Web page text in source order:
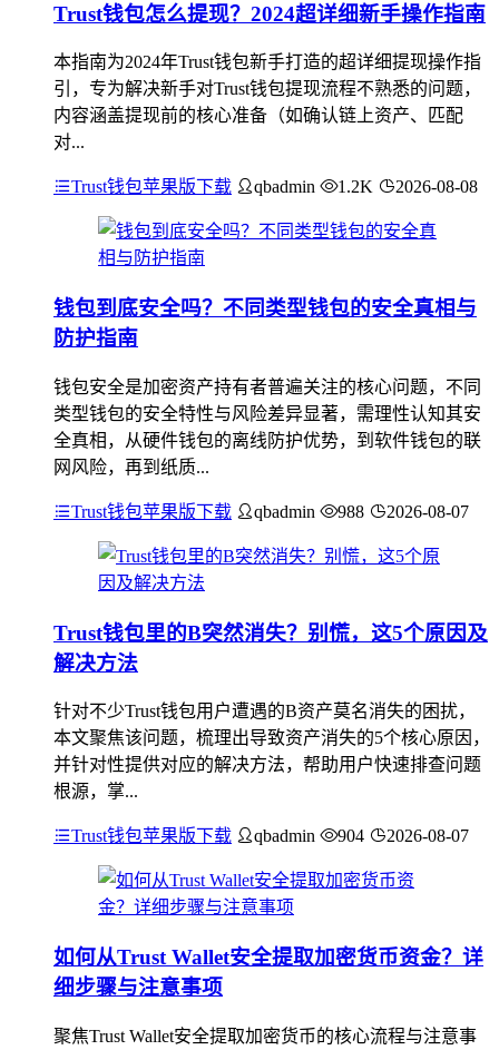
Trust钱包怎么提现？2024超详细新手操作指南
本指南为2024年Trust钱包新手打造的超详细提现操作指
引，专为解决新手对Trust钱包提现流程不熟悉的问题，
内容涵盖提现前的核心准备（如确认链上资产、匹配
对...
Trust钱包苹果版下载 qbadmin 1.2K 2026-08-08
钱包到底安全吗？不同类型钱包的安全真相与
防护指南
钱包安全是加密资产持有者普遍关注的核心问题，不同
类型钱包的安全特性与风险差异显著，需理性认知其安
全真相，从硬件钱包的离线防护优势，到软件钱包的联
网风险，再到纸质...
Trust钱包苹果版下载 qbadmin 988 2026-08-07
Trust钱包里的B突然消失？别慌，这5个原因及
解决方法
针对不少Trust钱包用户遭遇的B资产莫名消失的困扰，
本文聚焦该问题，梳理出导致资产消失的5个核心原因，
并针对性提供对应的解决方法，帮助用户快速排查问题
根源，掌...
Trust钱包苹果版下载 qbadmin 904 2026-08-07
如何从Trust Wallet安全提取加密货币资金？详
细步骤与注意事项
聚焦Trust Wallet安全提取加密货币的核心流程与注意事